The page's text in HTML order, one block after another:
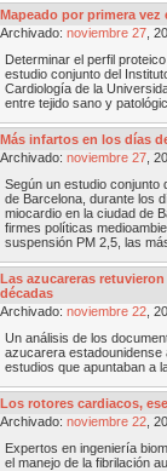
Mapeado por primera
Archivado: noviembre 27 ,
Determinar el perfil
estudio conjunto del
Cardiología de la
entre tejido sano y
Más infartos en los días
Archivado: noviembre 27 ,
Según un estudio conjunto
de Barcelona, durante los
miocardio en la ciudad de
firmes políticas
suspensión PM 2,5, las
Las azucareras
décadas
Archivado: noviembre 22 ,
Un análisis de los
azucarera
estudios que apuntaban a
Los rotores cardiacos,
Archivado: noviembre 22 ,
Expertos en ingeniería
el manejo de la fibrilación